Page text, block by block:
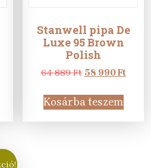
Ft.
Stanwell pipa De
Luxe 95 Brown
Polish
64 889Ft Original
was:
64
889 Ft.
58 990Ft
990
Kosárba teszem